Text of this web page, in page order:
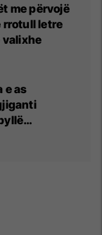
me përvojë
rrotull letre
valixhe
e as
për Fisnik